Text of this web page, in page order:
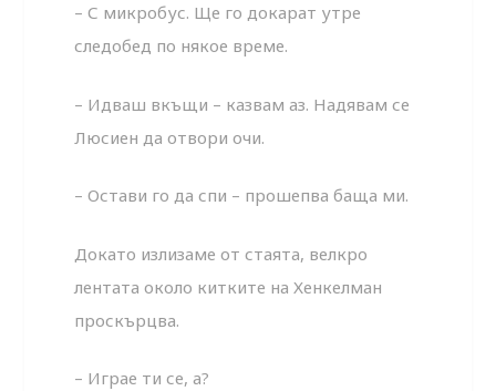
– С микробус. Ще го докарат утре
следобед по някое време.
– Идваш вкъщи – казвам аз. Надявам се
Люсиен да отвори очи.
– Остави го да спи – прошепва баща ми.
Докато излизаме от стаята, велкро
лентата около китките на Хенкелман
проскърцва.
– Играе ти се, а?